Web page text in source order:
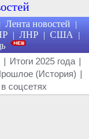
Лента новостей |
| ЛНР | США |
| Итоги 2025 года |
(История) |
соцсетях